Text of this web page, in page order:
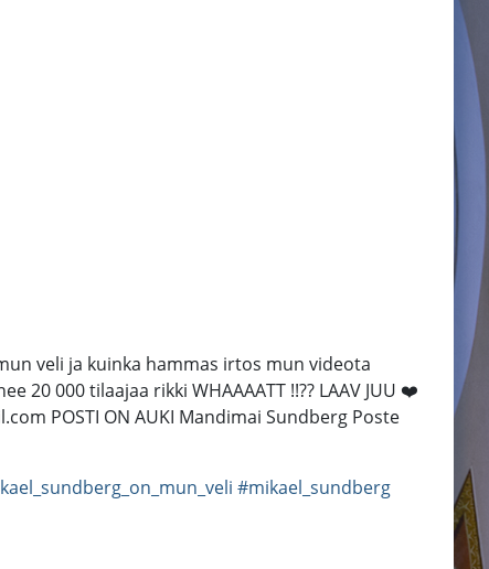
veli ja kuinka hammas irtos mun videota
20 000 tilaajaa rikki WHAAAATT !!?? LAAV JUU ❤️
POSTI ON AUKI Mandimai Sundberg Poste
#mikael_sundberg